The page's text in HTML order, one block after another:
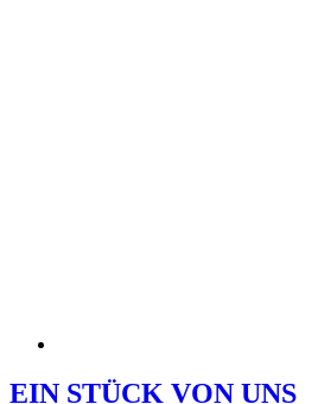
EIN STÜCK VON UNS